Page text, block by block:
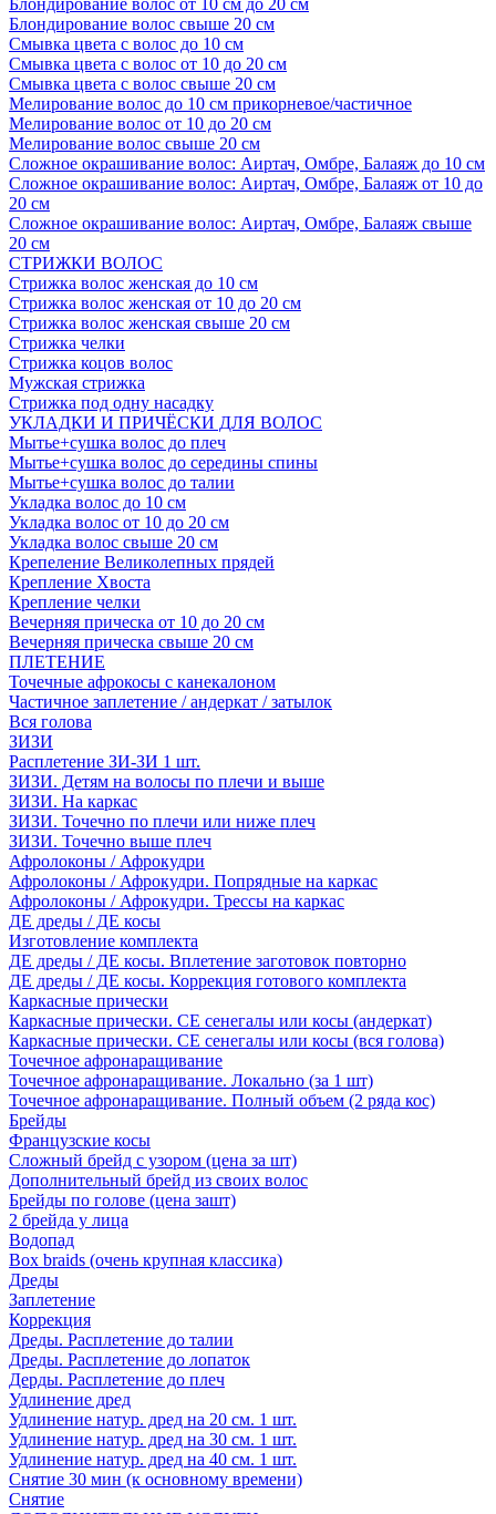
Блондирование волос от 10 см до 20 см
Блондирование волос свыше 20 см
Смывка цвета с волос до 10 см
Смывка цвета с волос от 10 до 20 см
Смывка цвета с волос свыше 20 см
Мелирование волос до 10 см прикорневое/частичное
Мелирование волос от 10 до 20 см
Мелирование волос свыше 20 см
Сложное окрашивание волос: Аиртач, Омбре, Балаяж до 10 см
Сложное окрашивание волос: Аиртач, Омбре, Балаяж от 10 до
20 см
Сложное окрашивание волос: Аиртач, Омбре, Балаяж свыше
20 см
СТРИЖКИ ВОЛОС
Стрижка волос женская до 10 см
Стрижка волос женская от 10 до 20 см
Стрижка волос женская свыше 20 см
Стрижка челки
Стрижка коцов волос
Мужская стрижка
Стрижка под одну насадку
УКЛАДКИ И ПРИЧЁСКИ ДЛЯ ВОЛОС
Мытье+сушка волос до плеч
Мытье+сушка волос до середины спины
Мытье+сушка волос до талии
Укладка волос до 10 см
Укладка волос от 10 до 20 см
Укладка волос свыше 20 см
Крепеление Великолепных прядей
Крепление Хвоста
Крепление челки
Вечерняя прическа от 10 до 20 см
Вечерняя прическа свыше 20 см
ПЛЕТЕНИЕ
Точечные афрокосы с канекалоном
Частичное заплетение / андеркат / затылок
Вся голова
ЗИЗИ
Расплетение ЗИ-ЗИ 1 шт.
ЗИЗИ. Детям на волосы по плечи и выше
ЗИЗИ. На каркас
ЗИЗИ. Точечно по плечи или ниже плеч
ЗИЗИ. Точечно выше плеч
Афролоконы / Афрокудри
Афролоконы / Афрокудри. Попрядные на каркас
Афролоконы / Афрокудри. Трессы на каркас
ДЕ дреды / ДЕ косы
Изготовление комплекта
ДЕ дреды / ДЕ косы. Вплетение заготовок повторно
ДЕ дреды / ДЕ косы. Коррекция готового комплекта
Каркасные прически
Каркасные прически. СЕ сенегалы или косы (андеркат)
Каркасные прически. СЕ сенегалы или косы (вся голова)
Точечное афронаращивание
Точечное афронаращивание. Локально (за 1 шт)
Точечное афронаращивание. Полный объем (2 ряда кос)
Брейды
Французские косы
Сложный брейд с узором (цена за шт)
Дополнительный брейд из своих волос
Брейды по голове (цена зашт)
2 брейда у лица
Водопад
Box braids (очень крупная классика)
Дреды
Заплетение
Коррекция
Дреды. Расплетение до талии
Дреды. Расплетение до лопаток
Дерды. Расплетение до плеч
Удлинение дред
Удлинение натур. дред на 20 см. 1 шт.
Удлинение натур. дред на 30 см. 1 шт.
Удлинение натур. дред на 40 см. 1 шт.
Снятие 30 мин (к основному времени)
Снятие